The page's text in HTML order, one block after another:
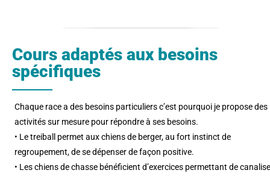
Cours adaptés aux besoins
spécifiques
Chaque race a des besoins particuliers c’est pourquoi je propose des
activités sur mesure pour répondre à ses besoins.
• Le treiball permet aux chiens de berger, au fort instinct de
regroupement, de se dépenser de façon positive.
• Les chiens de chasse bénéficient d’exercices permettant de